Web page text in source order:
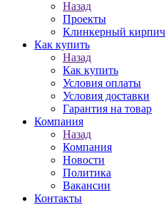
Назад
Проекты
Клинкерный кирпич
Как купить
Назад
Как купить
Условия оплаты
Условия доставки
Гарантия на товар
Компания
Назад
Компания
Новости
Политика
Вакансии
Контакты